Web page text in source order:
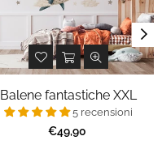
Balene fantastiche XXL
5 recensioni
Prezzo
€49,90